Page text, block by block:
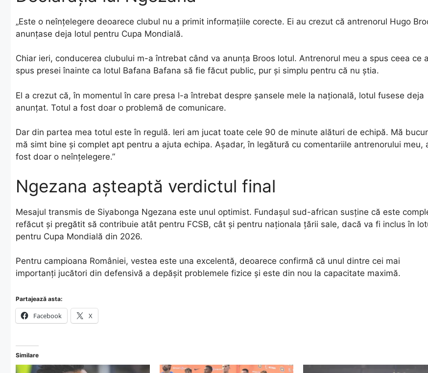
„Este o neînțelegere deoarece clubul nu a primit informațiile corecte. Ei au crezut că antrenorul Hugo
anunțase deja lotul pentru Cupa Mondială.
Chiar ieri, conducerea clubului m-a întrebat când va anunța Broos lotul. Antrenorul meu a spus ceea ce a
spus presei înainte ca lotul Bafana Bafana să fie făcut public, pur și simplu pentru că nu știa.
El a crezut că, în momentul în care presa l-a întrebat despre șansele mele la națională, lotul fusese deja
anunțat. Totul a fost doar o problemă de comunicare.
Dar din partea mea totul este în regulă. Ieri am jucat toate cele 90 de minute alături de echipă. Mă
mă simt bine și complet apt pentru a ajuta echipa. Așadar, în legătură cu comentariile antrenorului meu,
fost doar o neînțelegere.”
Ngezana așteaptă verdictul final
Mesajul transmis de Siyabonga Ngezana este unul optimist. Fundașul sud-african susține că este
refăcut și pregătit să contribuie atât pentru FCSB, cât și pentru naționala țării sale, dacă va fi inclus în
pentru Cupa Mondială din 2026.
Pentru campioana României, vestea este una excelentă, deoarece confirmă că unul dintre cei mai
importanți jucători din defensivă a depășit problemele fizice și este din nou la capacitate maximă.
Partajează asta:
Facebook X
Similare